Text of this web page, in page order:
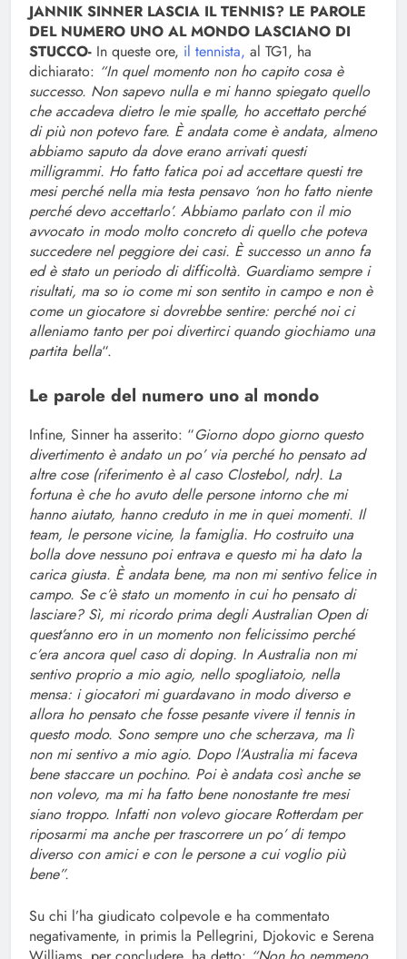
JANNIK SINNER LASCIA IL TENNIS? LE PAROLE
DEL NUMERO UNO AL MONDO LASCIANO DI
STUCCO- In queste ore, il tennista, al TG1, ha
dichiarato: “In quel momento non ho capito cosa è
successo. Non sapevo nulla e mi hanno spiegato quello
che accadeva dietro le mie spalle, ho accettato perché
di più non potevo fare. È andata come è andata, almeno
abbiamo saputo da dove erano arrivati questi
milligrammi. Ho fatto fatica poi ad accettare questi tre
mesi perché nella mia testa pensavo ‘non ho fatto niente
perché devo accettarlo’. Abbiamo parlato con il mio
avvocato in modo molto concreto di quello che poteva
succedere nel peggiore dei casi. È successo un anno fa
ed è stato un periodo di difficoltà. Guardiamo sempre i
risultati, ma so io come mi son sentito in campo e non è
come un giocatore si dovrebbe sentire: perché noi ci
alleniamo tanto per poi divertirci quando giochiamo una
partita bella“.
Le parole del numero uno al mondo
Infine, Sinner ha asserito: “Giorno dopo giorno questo
divertimento è andato un po’ via perché ho pensato ad
altre cose (riferimento è al caso Clostebol, ndr). La
fortuna è che ho avuto delle persone intorno che mi
hanno aiutato, hanno creduto in me in quei momenti. Il
team, le persone vicine, la famiglia. Ho costruito una
bolla dove nessuno poi entrava e questo mi ha dato la
carica giusta. È andata bene, ma non mi sentivo felice in
campo. Se c’è stato un momento in cui ho pensato di
lasciare? Sì, mi ricordo prima degli Australian Open di
quest’anno ero in un momento non felicissimo perché
c’era ancora quel caso di doping. In Australia non mi
sentivo proprio a mio agio, nello spogliatoio, nella
mensa: i giocatori mi guardavano in modo diverso e
allora ho pensato che fosse pesante vivere il tennis in
questo modo. Sono sempre uno che scherzava, ma lì
non mi sentivo a mio agio. Dopo l’Australia mi faceva
bene staccare un pochino. Poi è andata così anche se
non volevo, ma mi ha fatto bene nonostante tre mesi
siano troppo. Infatti non volevo giocare Rotterdam per
riposarmi ma anche per trascorrere un po’ di tempo
diverso con amici e con le persone a cui voglio più
bene”.
Su chi l’ha giudicato colpevole e ha commentato
negativamente, in primis la Pellegrini, Djokovic e Serena